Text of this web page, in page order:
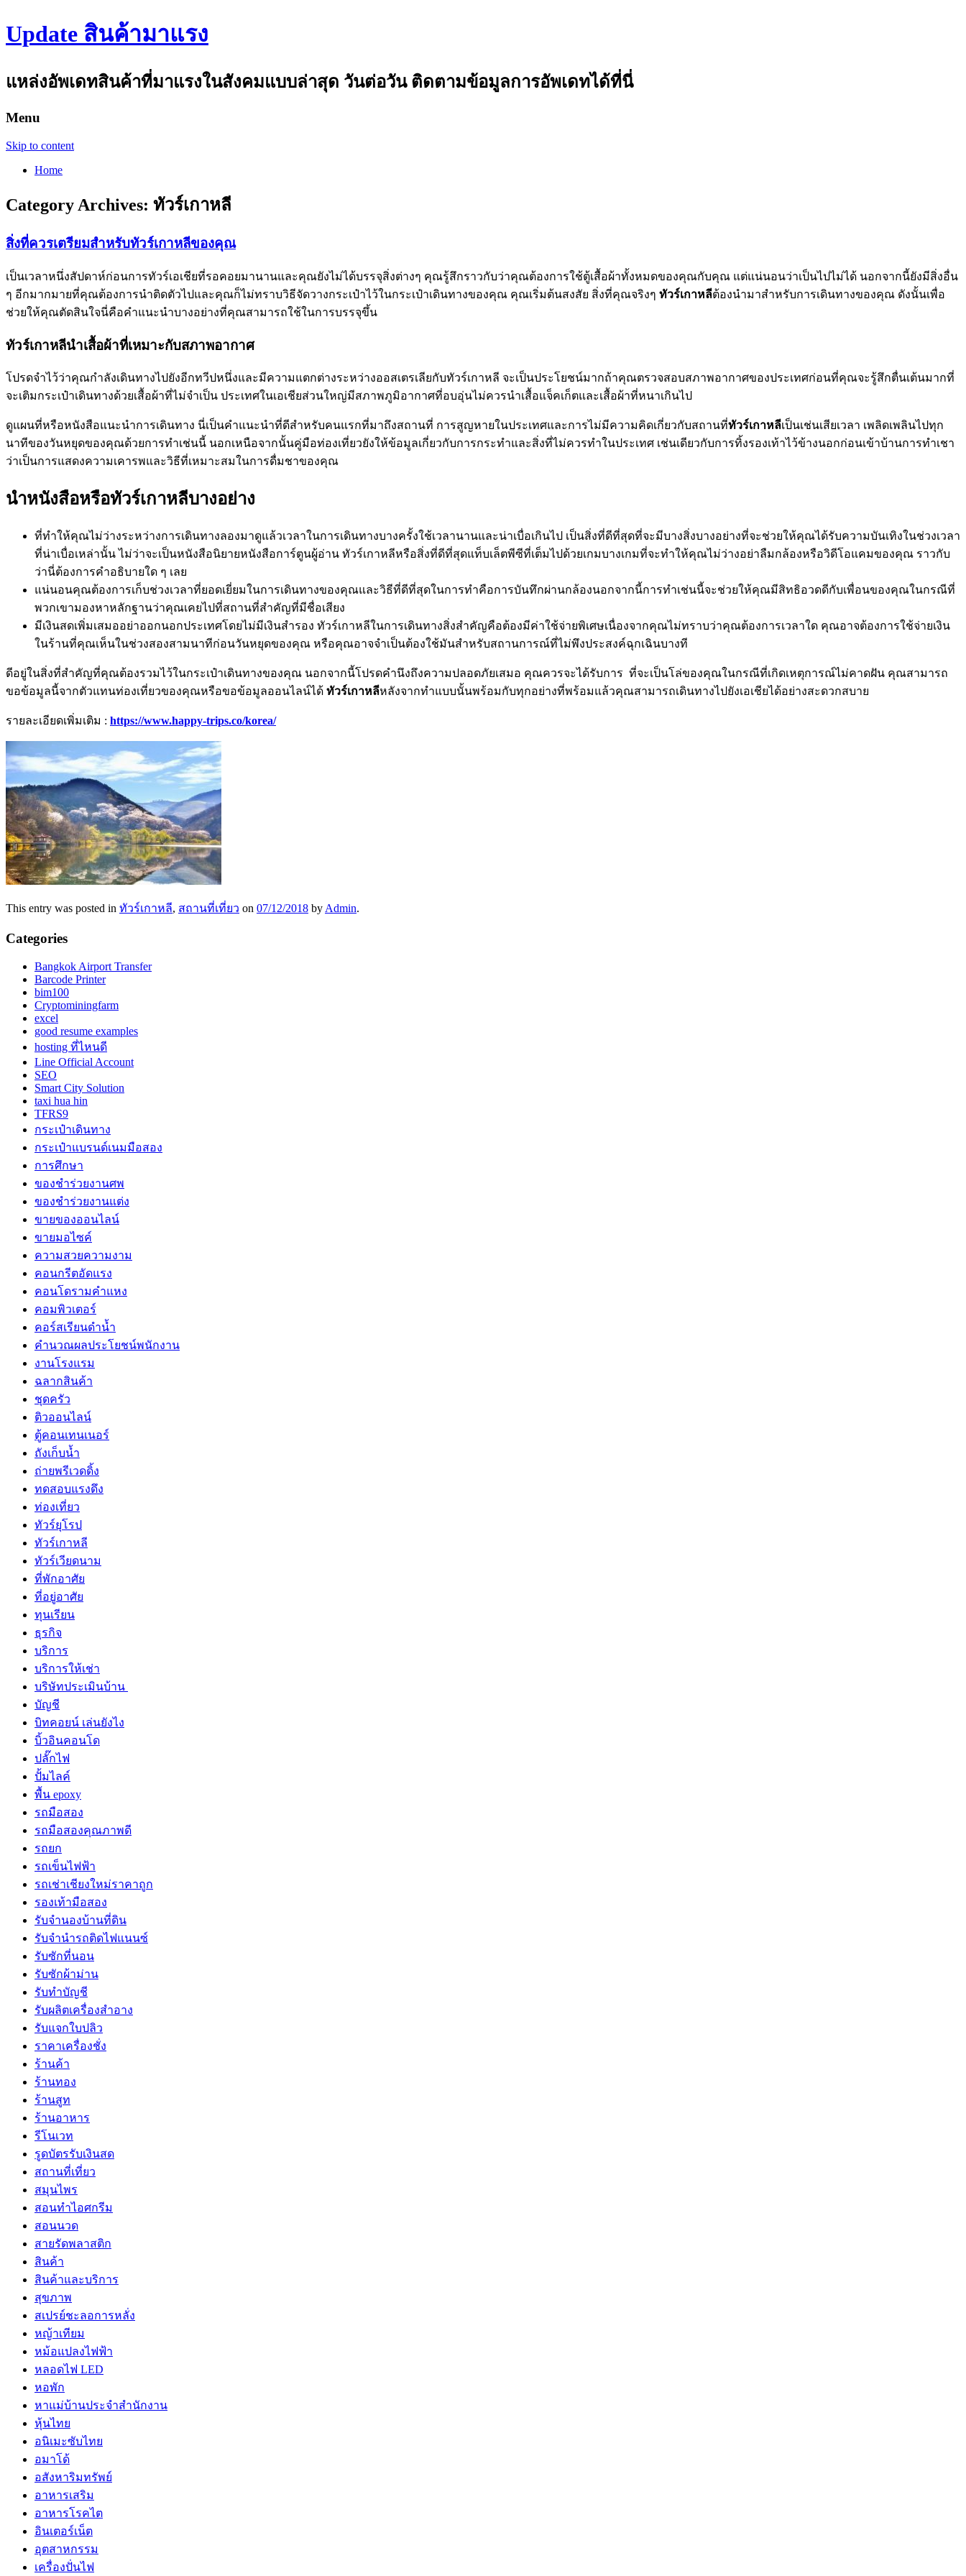
Update สินค้ามาแรง
แหล่งอัพเดทสินค้าที่มาแรงในสังคมแบบล่าสุด วันต่อวัน ติดตามข้อมูลการอัพเดทได้ที่นี่
Menu
Skip to content
Home
Category Archives: ทัวร์เกาหลี
สิ่งที่ควรเตรียมสำหรับทัวร์เกาหลีของคุณ
เป็นเวลาหนึ่งสัปดาห์ก่อนการทัวร์เอเชียที่รอคอยมานานและคุณยังไม่ได้บรรจุสิ่งต่างๆ คุณรู้สึกราวกับว่าคุณต้องการใช้ตู้เสื้อผ้าทั้งหมดของคุณกับคุณ แต่แน่นอนว่าเป็นไปไม่ได้ นอกจากนี้ยังมีสิ่งอื่น
ๆ อีกมากมายที่คุณต้องการนำติดตัวไปและคุณก็ไม่ทราบวิธีจัดวางกระเป๋าไว้ในกระเป๋าเดินทางของคุณ คุณเริ่มต้นสงสัย สิ่งที่คุณจริงๆ ทัวร์เกาหลีต้องนำมาสำหรับการเดินทางของคุณ ดังนั้นเพื่อ
ช่วยให้คุณตัดสินใจนี่คือคำแนะนำบางอย่างที่คุณสามารถใช้ในการบรรจุขึ้น
ทัวร์เกาหลีนำเสื้อผ้าที่เหมาะกับสภาพอากาศ
โปรดจำไว้ว่าคุณกำลังเดินทางไปยังอีกทวีปหนึ่งและมีความแตกต่างระหว่างออสเตรเลียกับทัวร์เกาหลี จะเป็นประโยชน์มากถ้าคุณตรวจสอบสภาพอากาศของประเทศก่อนที่คุณจะรู้สึกตื่นเต้นมากที่
จะเติมกระเป๋าเดินทางด้วยเสื้อผ้าที่ไม่จำเป็น ประเทศในเอเชียส่วนใหญ่มีสภาพภูมิอากาศที่อบอุ่นไม่ควรนำเสื้อแจ็คเก็ตและเสื้อผ้าที่หนาเกินไป
ดูแผนที่หรือหนังสือแนะนำการเดินทาง นี่เป็นคำแนะนำที่ดีสำหรับคนแรกที่มาถึงสถานที่ การสูญหายในประเทศและการไม่มีความคิดเกี่ยวกับสถานที่ทัวร์เกาหลีเป็นเช่นเสียเวลา เพลิดเพลินไปทุก
นาทีของวันหยุดของคุณด้วยการทำเช่นนี้ นอกเหนือจากนั้นคู่มือท่องเที่ยวยังให้ข้อมูลเกี่ยวกับการกระทำและสิ่งที่ไม่ควรทำในประเทศ เช่นเดียวกับการทิ้งรองเท้าไว้ข้างนอกก่อนเข้าบ้านการทำเชา
ว่าเป็นการแสดงความเคารพและวิธีที่เหมาะสมในการดื่มชาของคุณ
นำหนังสือหรือทัวร์เกาหลีบางอย่าง
ที่ทำให้คุณไม่ว่างระหว่างการเดินทางลองมาดูแล้วเวลาในการเดินทางบางครั้งใช้เวลานานและน่าเบื่อเกินไป เป็นสิ่งที่ดีที่สุดที่จะมีบางสิ่งบางอย่างที่จะช่วยให้คุณได้รับความบันเทิงในช่วงเวลา
ที่น่าเบื่อเหล่านั้น ไม่ว่าจะเป็นหนังสือนิยายหนังสือการ์ตูนผู้อ่าน ทัวร์เกาหลีหรือสิ่งที่ดีที่สุดแท็บเล็ตพีซีที่เต็มไปด้วยเกมบางเกมที่จะทำให้คุณไม่ว่างอย่าลืมกล้องหรือวิดีโอแคมของคุณ ราวกับ
ว่านี่ต้องการคำอธิบายใด ๆ เลย
แน่นอนคุณต้องการเก็บช่วงเวลาที่ยอดเยี่ยมในการเดินทางของคุณและวิธีที่ดีที่สุดในการทำคือการบันทึกผ่านกล้องนอกจากนี้การทำเช่นนี้จะช่วยให้คุณมีสิทธิอวดดีกับเพื่อนของคุณในกรณีที่
พวกเขามองหาหลักฐานว่าคุณเคยไปที่สถานที่สำคัญที่มีชื่อเสียง
มีเงินสดเพิ่มเสมออย่าออกนอกประเทศโดยไม่มีเงินสำรอง ทัวร์เกาหลีในการเดินทางสิ่งสำคัญคือต้องมีค่าใช้จ่ายพิเศษเนื่องจากคุณไม่ทราบว่าคุณต้องการเวลาใด คุณอาจต้องการใช้จ่ายเงิน
ในร้านที่คุณเห็นในช่วงสองสามนาทีก่อนวันหยุดของคุณ หรือคุณอาจจำเป็นต้องใช้มันสำหรับสถานการณ์ที่ไม่พึงประสงค์ฉุกเฉินบางที
ดีอยู่ในสิ่งที่สำคัญที่คุณต้องรวมไว้ในกระเป๋าเดินทางของคุณ นอกจากนี้โปรดคำนึงถึงความปลอดภัยเสมอ คุณควรจะได้รับการ ที่จะเป็นโล่ของคุณในกรณีที่เกิดเหตุการณ์ไม่คาดฝัน คุณสามารถ
ขอข้อมูลนี้จากตัวแทนท่องเที่ยวของคุณหรือขอข้อมูลออนไลน์ได้ ทัวร์เกาหลีหลังจากทำแบบนั้นพร้อมกับทุกอย่างที่พร้อมแล้วคุณสามารถเดินทางไปยังเอเชียได้อย่างสะดวกสบาย
รายละเอียดเพิ่มเติม : https://www.happy-trips.co/korea/
This entry was posted in ทัวร์เกาหลี, สถานที่เที่ยว on 07/12/2018 by Admin.
Categories
Bangkok Airport Transfer
Barcode Printer
bim100
Cryptominingfarm
excel
good resume examples
hosting ที่ไหนดี
Line Official Account
SEO
Smart City Solution
taxi hua hin
TFRS9
กระเป๋าเดินทาง
กระเป๋าแบรนด์เนมมือสอง
การศึกษา
ของชำร่วยงานศพ
ของชำร่วยงานแต่ง
ขายของออนไลน์
ขายมอไซค์
ความสวยความงาม
คอนกรีตอัดแรง
คอนโดรามคำแหง
คอมพิวเตอร์
คอร์สเรียนดำน้ำ
คำนวณผลประโยชน์พนักงาน
งานโรงแรม
ฉลากสินค้า
ชุดครัว
ติวออนไลน์
ตู้คอนเทนเนอร์
ถังเก็บน้ำ
ถ่ายพรีเวดดิ้ง
ทดสอบแรงดึง
ท่องเที่ยว
ทัวร์ยุโรป
ทัวร์เกาหลี
ทัวร์เวียดนาม
ที่พักอาศัย
ที่อยู่อาศัย
ทุนเรียน
ธุรกิจ
บริการ
บริการให้เช่า
บริษัทประเมินบ้าน
บัญชี
บิทคอยน์ เล่นยังไง
บิ้วอินคอนโด
ปลั๊กไฟ
ปั้มไลค์
พื้น epoxy
รถมือสอง
รถมือสองคุณภาพดี
รถยก
รถเข็นไฟฟ้า
รถเช่าเชียงใหม่ราคาถูก
รองเท้ามือสอง
รับจำนองบ้านที่ดิน
รับจำนำรถติดไฟแนนซ์
รับซักที่นอน
รับซักผ้าม่าน
รับทำบัญชี
รับผลิตเครื่องสำอาง
รับแจกใบปลิว
ราคาเครื่องชั่ง
ร้านค้า
ร้านทอง
ร้านสูท
ร้านอาหาร
รีโนเวท
รูดบัตรรับเงินสด
สถานที่เที่ยว
สมุนไพร
สอนทำไอศกรีม
สอนนวด
สายรัดพลาสติก
สินค้า
สินค้าและบริการ
สุขภาพ
สเปรย์ชะลอการหลั่ง
หญ้าเทียม
หม้อแปลงไฟฟ้า
หลอดไฟ LED
หอพัก
หาแม่บ้านประจำสำนักงาน
หุ้นไทย
อนิเมะซับไทย
อมาโด้
อสังหาริมทรัพย์
อาหารเสริม
อาหารโรคไต
อินเตอร์เน็ต
อุตสาหกรรม
เครื่องปั่นไฟ